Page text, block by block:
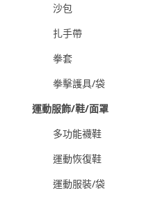
沙包
扎手帶
拳套
拳擊護具/袋
運動服飾/鞋/面罩
多功能襪鞋
運動恢復鞋
運動服裝/袋